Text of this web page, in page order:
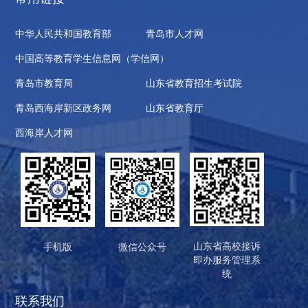
中华人民共和国教育部
青岛市人才网
中国高等教育学生信息网（学信网）
青岛市教育局
山东省教育招生考试院
青岛西海岸新区政务网
山东省教育厅
西海岸人才网
手机版 微信公众号
山东省高校接诉
即办服务管理系
统
联系我们